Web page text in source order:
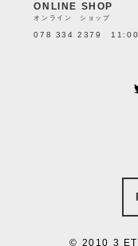
ONLINE SHOP
オンライン ショップ
078 334 2379
© 2010 3